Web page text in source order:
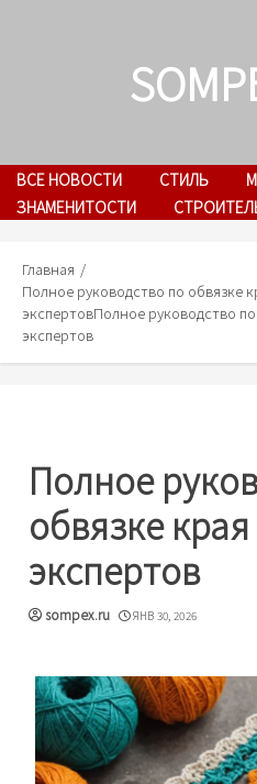
ВСЕ НОВОСТИ СТИЛЬ
ЗНАМЕНИТОСТИ
Главная
Полное руководство по обвязке
экспертовПолное руководство
экспертов
Полное
обвязке
экспертов
sompex.ru ЯНВ 30, 2026